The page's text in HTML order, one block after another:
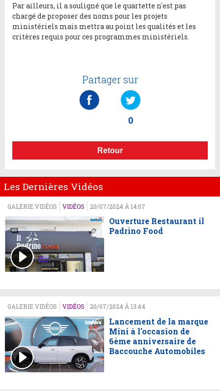
Par ailleurs, il a souligné que le quartette n'est pas
chargé de proposer des noms pour les projets
ministériels mais mettra au point les qualités et les
critères requis pour ces programmes ministériels.
Partager sur
0
Retour
Les Dernières Vidéos
GALERIE VIDÉOS VIDÉOS 20/07/2024 À 14:07
Ouverture Restaurant il
Padrino Food
GALERIE VIDÉOS VIDÉOS 20/07/2024 À 13:44
Lancement de la marque
Mini à l'occasion de
6ème anniversaire de
Baccouche Automobiles